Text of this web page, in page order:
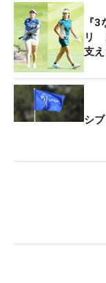
大会恒例のBP
タートコールで
送られた。“3な
ている『怒らな
う井上のおまじ
「前半は少しイ
『
リ
支
シ